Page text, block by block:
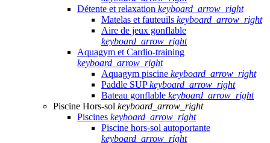
Détente et relaxation keyboard_arrow_right
Matelas et fauteuils keyboard_arrow_right
Aire de jeux gonflable
keyboard_arrow_right
Aquagym et Cardio-training
keyboard_arrow_right
Aquagym piscine keyboard_arrow_right
Paddle SUPkeyboard_arrow_right
Bateau gonflable keyboard_arrow_right
Piscine Hors-sol keyboard_arrow_right
Piscines keyboard_arrow_right
Piscine hors-sol autoportante
keyboard_arrow_right